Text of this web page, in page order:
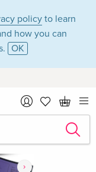
policy to learn
how you can
OK
›